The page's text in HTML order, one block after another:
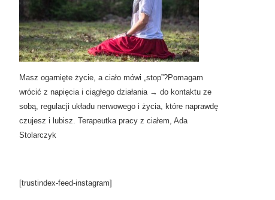
Masz ogarnięte życie, a ciało mówi „stop”?Pomagam
wrócić z napięcia i ciągłego działania → do kontaktu ze
sobą, regulacji układu nerwowego i życia, które naprawdę
czujesz i lubisz. Terapeutka pracy z ciałem, Ada
Stolarczyk
[trustindex-feed-instagram]